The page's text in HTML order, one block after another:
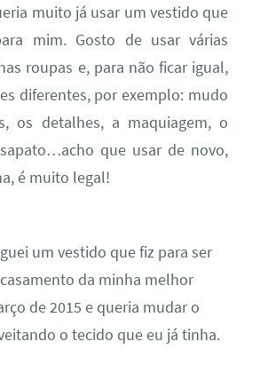
muito já usar um vestido que
mim. Gosto de usar várias
roupas e, para não ficar igual,
diferentes, por exemplo: mudo
os detalhes, a maquiagem, o
que usar de novo,
é muito legal!
um vestido que fiz para ser
da minha melhor
de 2015 e queria mudar o
o tecido que eu já tinha.